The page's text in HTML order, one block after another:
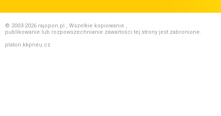
© 2003-2026 rajopon.pl , Wszelkie kopiowanie ,
publikowanie lub rozpowszechnianie zawartości tej strony jest zabronione.
platon.kkpneu.cz